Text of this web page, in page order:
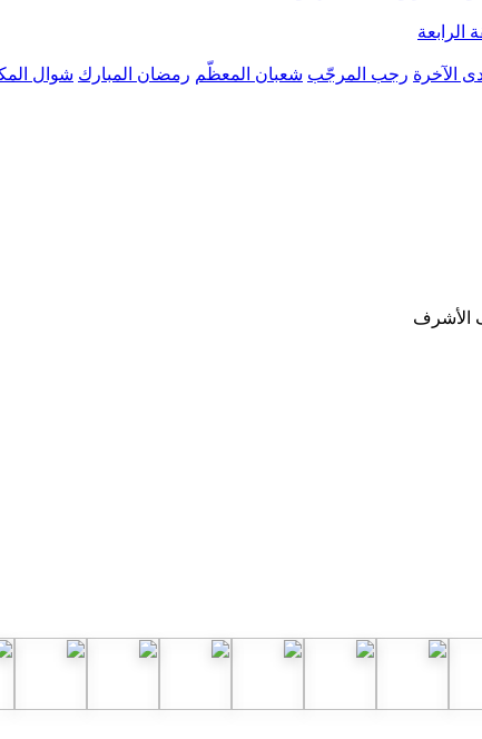
الرابعة
الآخرة رجب المرجّب شعبان المعظّم رمضان المبارك شوال
الأشرف